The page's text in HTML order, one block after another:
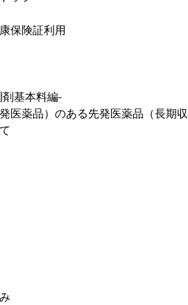
保険証利用
基本料編-
医薬品）のある先発医薬品（長期収